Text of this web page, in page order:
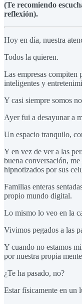
(Te recomiendo
reflexión).
Hoy en día, nuestra
Todos la quieren.
Las empresas compiten
inteligentes y
Y casi siempre somos
Ayer fui a desayunar a
Un espacio tranquilo,
Y en vez de ver a las
buena conversación,
hipnotizados por sus
Familias enteras
propio mundo digital.
Lo mismo lo veo en la
Vivimos pegados a las
Y cuando no estamos
por nuestra propia
¿Te ha pasado, no?
Estar físicamente en un